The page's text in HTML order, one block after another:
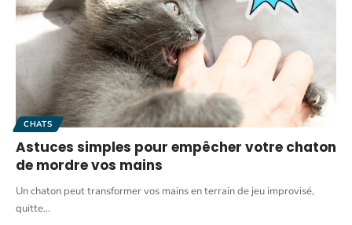
CHATS
Astuces simples pour empêcher votre chaton
de mordre vos mains
Un chaton peut transformer vos mains en terrain de jeu improvisé,
quitte…